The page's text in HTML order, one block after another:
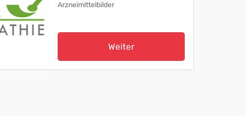
Arzneimittelbilder
Weiter